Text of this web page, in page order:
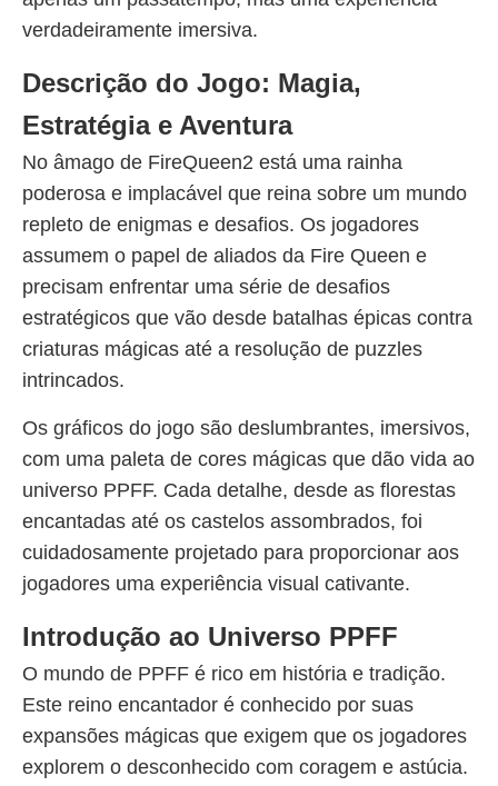
verdadeiramente imersiva.
Descrição do Jogo: Magia,
Estratégia e Aventura
No âmago de FireQueen2 está uma rainha
poderosa e implacável que reina sobre um mundo
repleto de enigmas e desafios. Os jogadores
assumem o papel de aliados da Fire Queen e
precisam enfrentar uma série de desafios
estratégicos que vão desde batalhas épicas contra
criaturas mágicas até a resolução de puzzles
intrincados.
Os gráficos do jogo são deslumbrantes, imersivos,
com uma paleta de cores mágicas que dão vida ao
universo PPFF. Cada detalhe, desde as florestas
encantadas até os castelos assombrados, foi
cuidadosamente projetado para proporcionar aos
jogadores uma experiência visual cativante.
Introdução ao Universo PPFF
O mundo de PPFF é rico em história e tradição.
Este reino encantador é conhecido por suas
expansões mágicas que exigem que os jogadores
explorem o desconhecido com coragem e astúcia.